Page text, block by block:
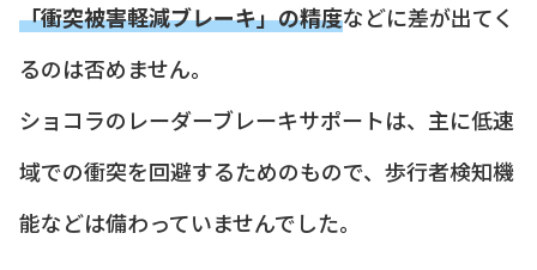
「衝突被害軽減ブレーキ」の精度などに差が出てく
るのは否めません。
ショコラのレーダーブレーキサポートは、主に低速
域での衝突を回避するためのもので、歩行者検知機
能などは備わっていませんでした。